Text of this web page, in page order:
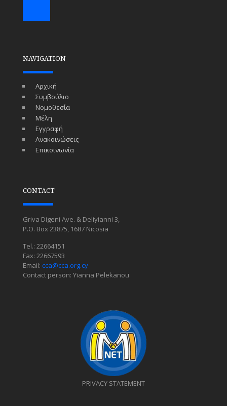
NAVIGATION
Αρχική
Συμβούλιο
Νομοθεσία
Μέλη
Εγγραφή
Ανακοινώσεις
Επικοινωνία
CONTACT
Griva Digeni Ave. & Deliyianni 3,
P.O. Box 23875, 1687 Nicosia
Tel.: 22664151
Fax: 22667593
Email: cca@cca.org.cy
Contact person: Yianna Pelekanou
PRIVACY STATEMENT